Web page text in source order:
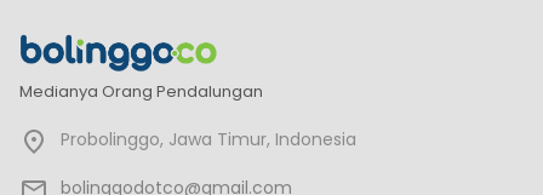
Medianya Orang Pendalungan
Probolinggo, Jawa Timur, Indonesia
bolinggodotco@gmail.com